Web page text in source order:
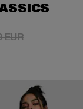
12,99 EUR
EURAktionspreis: